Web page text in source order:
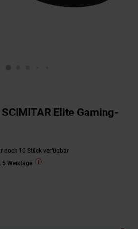
Elite Gaming-
noch 10 Stück verfügbar
5 Werktage